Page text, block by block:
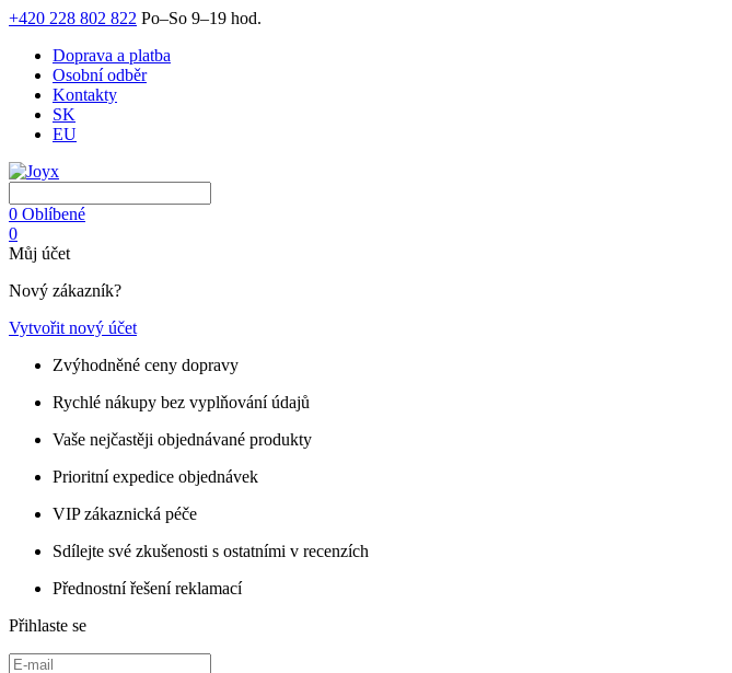
+420 228 802 822 Po–So 9–19 hod.
Doprava a platba
Osobní odběr
Kontakty
SK
EU
0 Oblíbené
0
Můj účet
Nový zákazník?
Vytvořit nový účet
Zvýhodněné ceny dopravy
Rychlé nákupy bez vyplňování údajů
Vaše nejčastěji objednávané produkty
Prioritní expedice objednávek
VIP zákaznická péče
Sdílejte své zkušenosti s ostatními v recenzích
Přednostní řešení reklamací
Přihlaste se